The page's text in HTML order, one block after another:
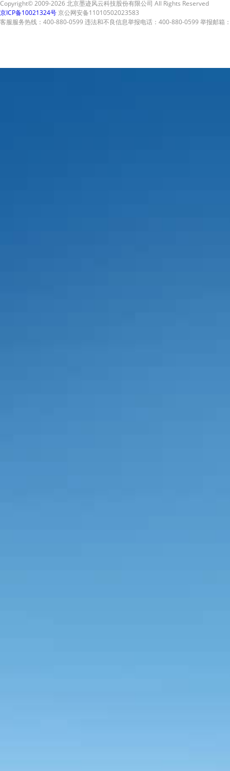
Copyright© 2009-2026 北京墨迹风云科技股份有限公司 All Rights Reserved
京ICP备10021324号京公网安备11010502023583
客服服务热线：400-880-0599 违法和不良信息举报电话：400-880-0599 举报邮箱